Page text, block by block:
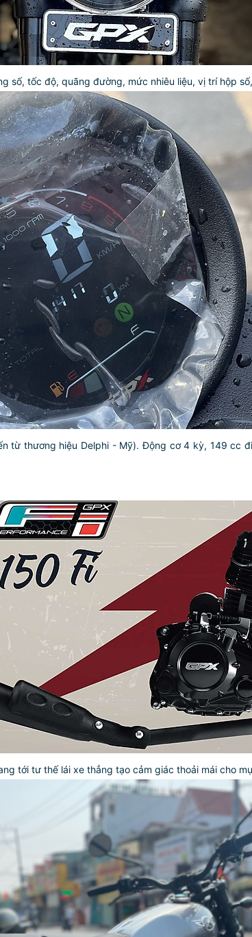
số, tốc độ, quãng đường, mức nhiêu liệu, vị trí hộp
từ thương hiệu Delphi - Mỹ). Động cơ 4 kỳ, 149 cc
tới tư thế lái xe thẳng tạo cảm giác thoải mái cho